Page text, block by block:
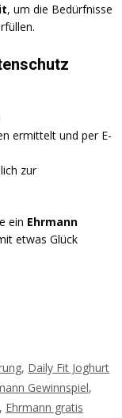
, um die Bedürfnisse
ermittelt und per E-
zur
ein Ehrmann
etwas Glück
, Daily Fit Joghurt
Gewinnspiel,
, Ehrmann gratis